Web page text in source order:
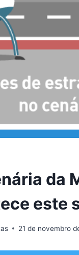
da
este
21 de novembro